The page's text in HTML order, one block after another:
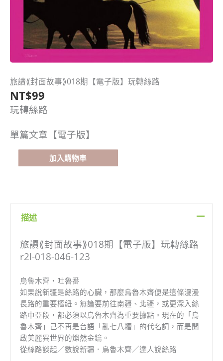
旅讀⟪封面故事⟫018期【電子版】玩轉絲路
NT$99
玩轉絲路
單篇文章【電子版】
旅
讀
⟪封
面
事⟫
018
加入購物車
描述
旅讀⟪封面故事⟫018期【電子版】玩轉絲路
r2l-018-046-123
烏魯木齊‧吐魯番
如果說新疆是絲路的心臟，那麼烏魯木齊便是這條漫漫
長路的重要樞紐。無論要前往南疆、北疆，或更深入絲
路中亞段，都必須以烏魯木齊為重要據點。現在的「烏
魯木齊」己不再是台語「亂七八糟」的代名詞，而是開
啟美麗異世界的燦然金鑰。
從絲路談起／數說新疆．烏魯木齊／達人說絲路